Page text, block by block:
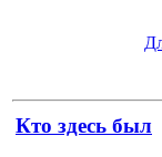
Кто здесь был